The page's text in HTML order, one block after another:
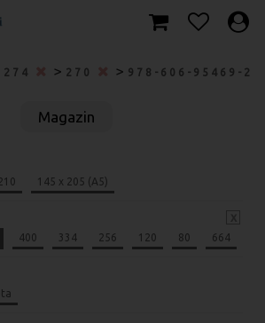
274 > 270 > 978-606-95469-
Magazin
145 x 205 (A5)
400 334 256 120 80 664